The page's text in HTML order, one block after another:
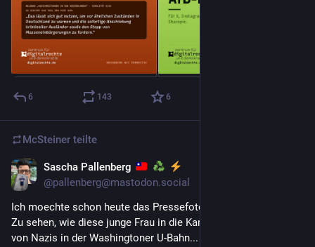
6 143 6
McSteiner teilte
Sascha Pallenberg
@pallenberg@mastodon.social
Ich moechte schon heute das Pressefoto des Jahres kueren.
Zu sehen, wie diese junge Frau in die Kamera schaut, umgeben
von Nazis in der Washingtoner U-Bahn... mich zerreisst es da!